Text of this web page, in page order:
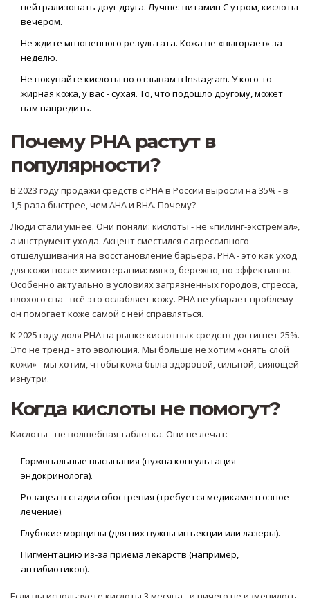
нейтрализовать друг друга. Лучше: витамин С утром, кислоты
вечером.
Не ждите мгновенного результата. Кожа не «выгорает» за
неделю.
Не покупайте кислоты по отзывам в Instagram. У кого-то
жирная кожа, у вас - сухая. То, что подошло другому, может
вам навредить.
Почему PHA растут в
популярности?
В 2023 году продажи средств с PHA в России выросли на 35% - в
1,5 раза быстрее, чем AHA и BHA. Почему?
Люди стали умнее. Они поняли: кислоты - не «пилинг-экстремал»,
а инструмент ухода. Акцент сместился с агрессивного
отшелушивания на восстановление барьера. PHA - это как уход
для кожи после химиотерапии: мягко, бережно, но эффективно.
Особенно актуально в условиях загрязнённых городов, стресса,
плохого сна - всё это ослабляет кожу. PHA не убирает проблему -
он помогает коже самой с ней справляться.
К 2025 году доля PHA на рынке кислотных средств достигнет 25%.
Это не тренд - это эволюция. Мы больше не хотим «снять слой
кожи» - мы хотим, чтобы кожа была здоровой, сильной, сияющей
изнутри.
Когда кислоты не помогут?
Кислоты - не волшебная таблетка. Они не лечат:
Гормональные высыпания (нужна консультация
эндокринолога).
Розацеа в стадии обострения (требуется медикаментозное
лечение).
Глубокие морщины (для них нужны инъекции или лазеры).
Пигментацию из-за приёма лекарств (например,
антибиотиков).